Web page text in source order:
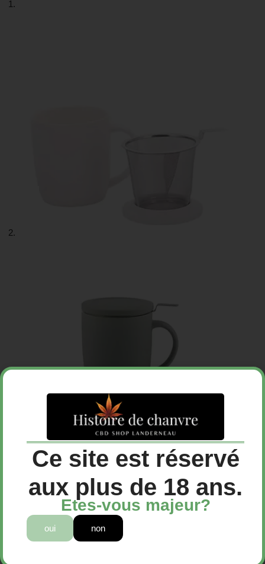
Mug avec infuseur blanc
Ce site est réservé
aux plus de 18 ans.
Etes-vous majeur?
oui non